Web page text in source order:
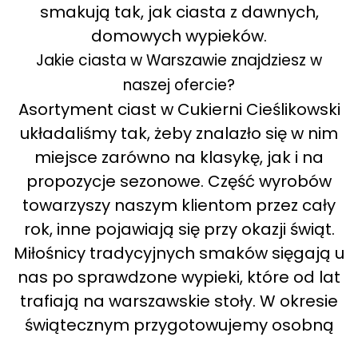
smakują tak, jak ciasta z dawnych,
domowych wypieków.
Jakie ciasta w Warszawie znajdziesz w
naszej ofercie?
Asortyment ciast w Cukierni Cieślikowski
układaliśmy tak, żeby znalazło się w nim
miejsce zarówno na klasykę, jak i na
propozycje sezonowe. Część wyrobów
towarzyszy naszym klientom przez cały
rok, inne pojawiają się przy okazji świąt.
Miłośnicy tradycyjnych smaków sięgają u
nas po sprawdzone wypieki, które od lat
trafiają na warszawskie stoły. W okresie
świątecznym przygotowujemy osobną